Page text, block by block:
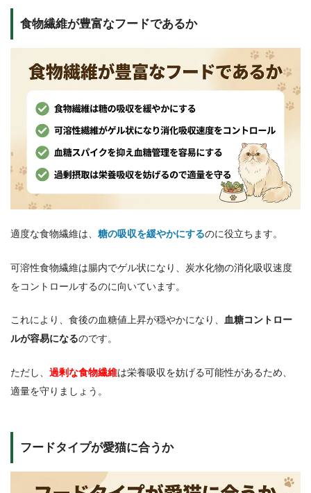
食物繊維が豊富なフードであるか
適度な食物繊維は、 糖の吸収を緩やかにするのに役立ちます。
可溶性食物繊維は腸内でゲル状になり、炭水化物の消化吸収速度
をコントロールするのに向いています。
これにより、食後の血糖値上昇が穏やかになり、 血糖コントロー
ルが容易になるのです。
ただし、 過剰な食物繊維は栄養吸収を妨げる可能性があるため、
適量を守りましょう。
フードタイプが愛猫に合うか